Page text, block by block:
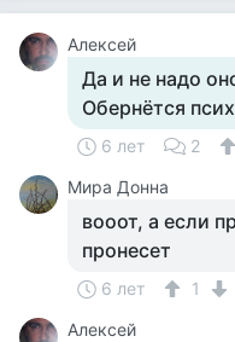
Алексей
Да и не надо
Обернётся
6 лет 2
Мира Донна
вооот, а если
пронесет
6 лет
1
Алексей